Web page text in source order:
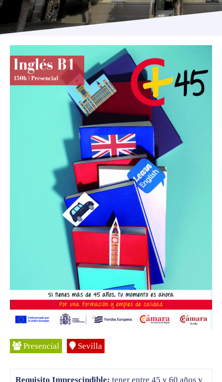
Programas
Presencial Sevilla
Requisito Imprescindible: tener entre 45 y 60 años y